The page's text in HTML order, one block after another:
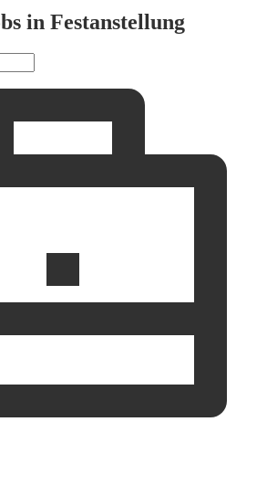
in Festanstellung